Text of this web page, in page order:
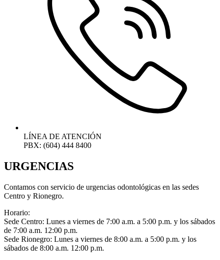
LÍNEA DE ATENCIÓN
PBX: (604) 444 8400
URGENCIAS
Contamos con servicio de urgencias odontológicas en las sedes
Centro y Rionegro.
Horario:
Sede Centro: Lunes a viernes de 7:00 a.m. a 5:00 p.m. y los sábados
de 7:00 a.m. 12:00 p.m.
Sede Rionegro: Lunes a viernes de 8:00 a.m. a 5:00 p.m. y los
sábados de 8:00 a.m. 12:00 p.m.